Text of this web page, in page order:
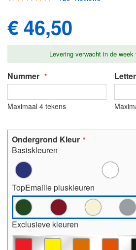
de
gallerij
€ 46,50
Levering verwacht in de
Nummer
Maximaal 4 tekens
Ondergrond Kleur
Basiskleuren
TopEmaille pluskleuren
Exclusieve kleuren